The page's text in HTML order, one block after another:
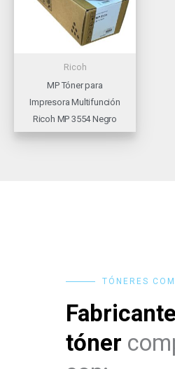
Ricoh
MP Tóner para
Impresora Multifunción
Ricoh MP 3554 Negro
TÓNERES
tóner